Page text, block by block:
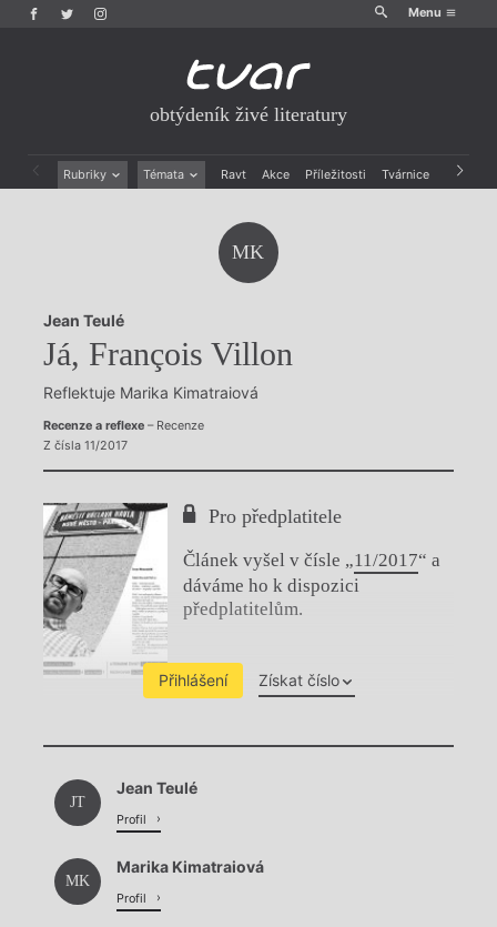
Menu
obtýdeník živé literatury
Rubriky Témata Ravt Akce Příležitosti Tvárnice Archiv
Rozhovory
Dokument
Výroční ceny
MK
Jean Teulé
Já, François Villon
Reflektuje Marika Kimatraiová
Recenze a reflexe– Recenze
Z čísla 11/2017
Pro předplatitele
Článek vyšel v čísle „11/2017“ a
dáváme ho k dispozici
předplatitelům.
Přihlášení Získat číslo
Chviličku.
JT
Jean Teulé
Profil
MK
Marika Kimatraiová
Profil